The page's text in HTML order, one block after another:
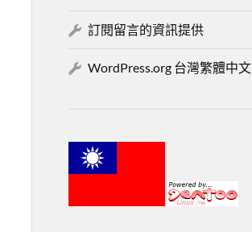
訂閱留言的資訊提供
WordPress.org 台灣繁體中文